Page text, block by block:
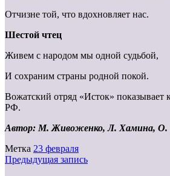
Отчизне той, что вдохновляет нас.
Шестой чтец
Живем с народом мы одной судьбой,
И сохраним страны родной покой.
Вожатский отряд «Исток»
РФ.
Автор: М. Живоженко, Л. Хамина, О.
Метка 23 февраля
Предыдущая запись